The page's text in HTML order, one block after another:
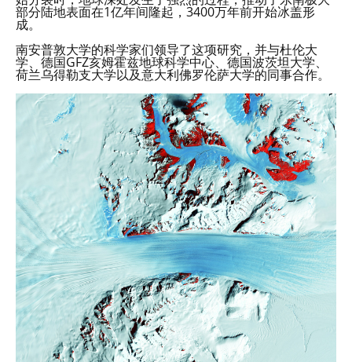
部分陆地表面在1亿年间隆起，3400万年前开始冰盖形
成。
南安普敦大学的科学家们领导了这项研究，并与杜伦大
学、德国GFZ亥姆霍兹地球科学中心、德国波茨坦大学、
荷兰乌得勒支大学以及意大利佛罗伦萨大学的同事合作。